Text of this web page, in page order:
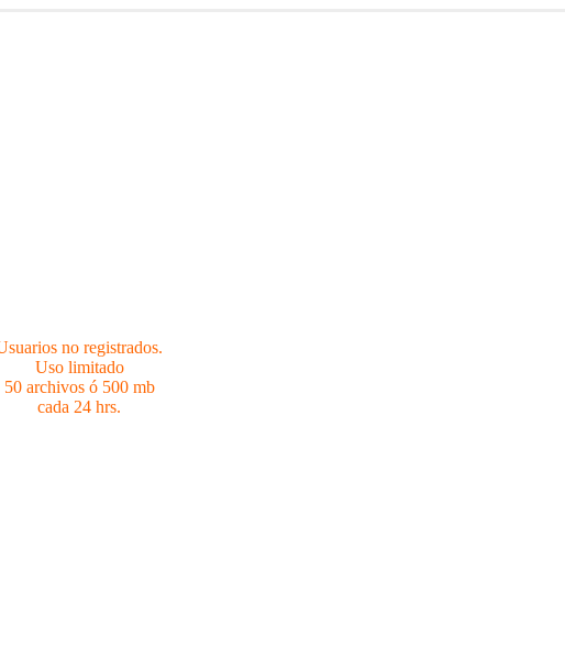
no registrados.
Uso limitado
50 archivos ó 500 mb
cada 24 hrs.